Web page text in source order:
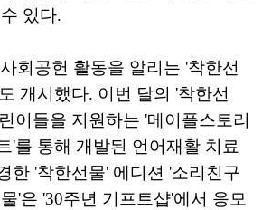
있다.
회공헌 활동을 알리는 '착한선
개시했다. 이번 달의 '착한선
이들을 지원하는 '메이플스토리
'를 통해 개발된 언어재활 치료
한 '착한선물' 에디션 '소리친구
'은 '30주년 기프트샵'에서 응모